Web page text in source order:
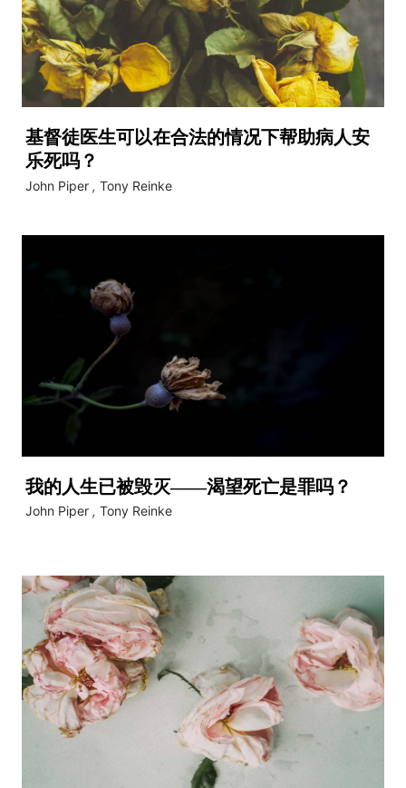
基督徒医生可以在合法的情况下帮助病人安
乐死吗？
John Piper , Tony Reinke
我的人生已被毁灭——渴望死亡是罪吗？
John Piper , Tony Reinke